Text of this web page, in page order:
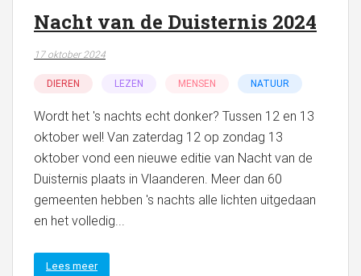
Nacht van de Duisternis 2024
17 oktober 2024
DIEREN LEZEN MENSEN NATUUR
Wordt het 's nachts echt donker? Tussen 12 en 13
oktober wel! Van zaterdag 12 op zondag 13
oktober vond een nieuwe editie van Nacht van de
Duisternis plaats in Vlaanderen. Meer dan 60
gemeenten hebben 's nachts alle lichten uitgedaan
en het volledig...
Lees meer